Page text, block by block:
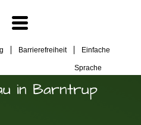
Barrierefreiheit Einfache
Sprache
in Barntrup